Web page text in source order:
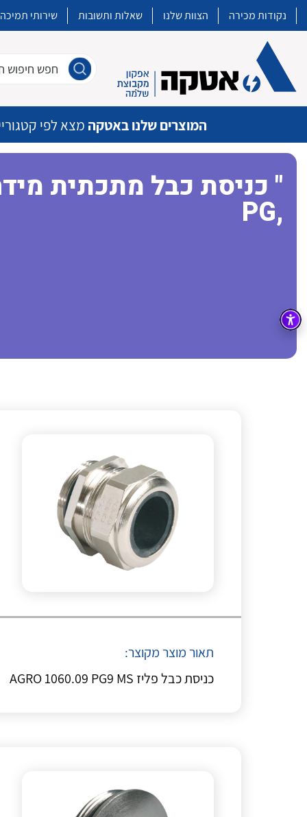
נקודות מכירה הצוות שלנו שאלות ותשובות שירותי תמיכה
חפש חיפוש
המוצרים שלנו באטקה מצא לפי
זיווד קופסאות וארונות לחשמל, בקרה ואלקטרוניקה
פתרונות לתחום הסולארי
כניסת כבל מתכתית
PG,
תאור מוצר מקוצר:
כניסת כבל פליז AGRO 1060.09 PG9 MS